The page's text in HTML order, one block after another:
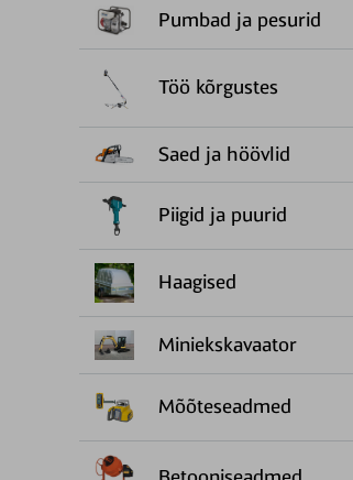
Pumbad ja pesurid
Töö kõrgustes
Saed ja höövlid
Piigid ja puurid
Haagised
Miniekskavaator
Mõõteseadmed